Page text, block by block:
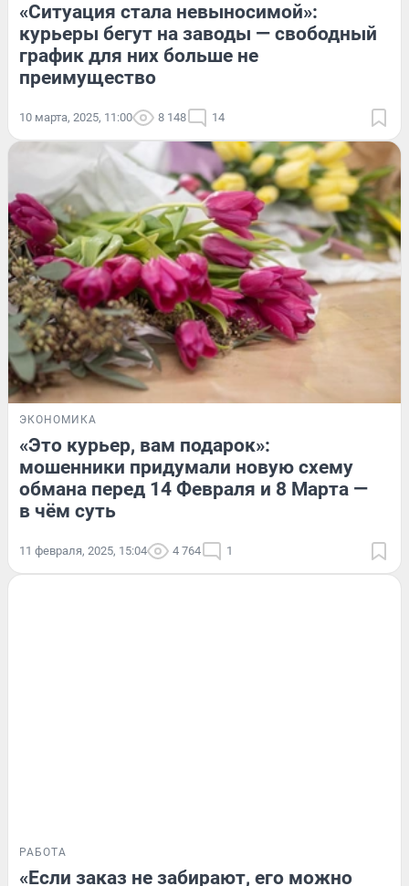
«Ситуация стала невыносимой»:
курьеры бегут на заводы — свободный
график для них больше не
преимущество
10 марта, 2025, 11:00 8 148 14
ЭКОНОМИКА
«Это курьер, вам подарок»:
мошенники придумали новую схему
обмана перед 14 Февраля и 8 Марта —
в чём суть
11 февраля, 2025, 15:04 4 764 1
РАБОТА
«Если заказ не забирают, его можно